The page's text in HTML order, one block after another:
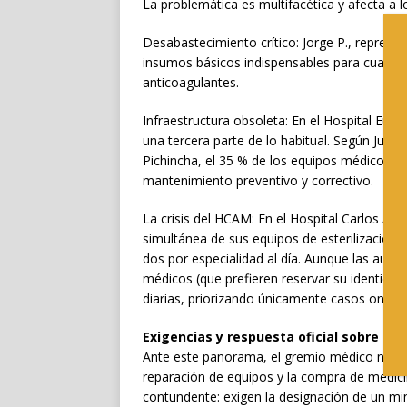
La problemática es multifacética y afecta a
Desabastecimiento crítico: Jorge P.,
insumos básicos indispensables para
anticoagulantes.
Infraestructura obsoleta: En el Hospital
una tercera parte de lo habitual. Según Juan
Pichincha, el 35 % de los equipos médicos
mantenimiento preventivo y correctivo.
La crisis del HCAM: En el Hospital Carlos
simultánea de sus equipos de esterilización
dos por especialidad al día. Aunque las
médicos (que prefieren reservar su
diarias, priorizando únicamente casos
Exigencias y respuesta oficial sobre las
Ante este panorama, el gremio médico no
reparación de equipos y la compra de
contundente: exigen la designación de un